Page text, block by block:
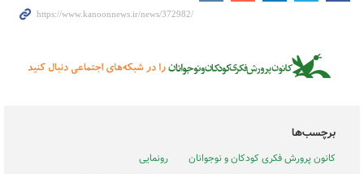
برچسب‌ها
کانون پرورش فکری کودکان و نوجوانان
رونمایی